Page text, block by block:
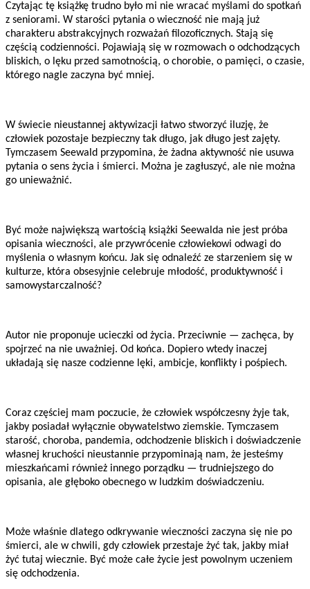
Czytając tę książkę trudno było mi nie wracać myślami do spotkań
z seniorami. W starości pytania o wieczność nie mają już
charakteru abstrakcyjnych rozważań filozoficznych. Stają się
częścią codzienności. Pojawiają się w rozmowach o odchodzących
bliskich, o lęku przed samotnością, o chorobie, o pamięci, o czasie,
którego nagle zaczyna być mniej.
W świecie nieustannej aktywizacji łatwo stworzyć iluzję, że
człowiek pozostaje bezpieczny tak długo, jak długo jest zajęty.
Tymczasem Seewald przypomina, że żadna aktywność nie usuwa
pytania o sens życia i śmierci. Można je zagłuszyć, ale nie można
go unieważnić.
Być może największą wartością książki Seewalda nie jest próba
opisania wieczności, ale przywrócenie człowiekowi odwagi do
myślenia o własnym końcu. Jak się odnaleźć ze starzeniem się w
kulturze, która obsesyjnie celebruje młodość, produktywność i
samowystarczalność?
Autor nie proponuje ucieczki od życia. Przeciwnie — zachęca, by
spojrzeć na nie uważniej. Od końca. Dopiero wtedy inaczej
układają się nasze codzienne lęki, ambicje, konflikty i pośpiech.
Coraz częściej mam poczucie, że człowiek współczesny żyje tak,
jakby posiadał wyłącznie obywatelstwo ziemskie. Tymczasem
starość, choroba, pandemia, odchodzenie bliskich i doświadczenie
własnej kruchości nieustannie przypominają nam, że jesteśmy
mieszkańcami również innego porządku — trudniejszego do
opisania, ale głęboko obecnego w ludzkim doświadczeniu.
Może właśnie dlatego odkrywanie wieczności zaczyna się nie po
śmierci, ale w chwili, gdy człowiek przestaje żyć tak, jakby miał
żyć tutaj wiecznie. Być może całe życie jest powolnym uczeniem
się odchodzenia.